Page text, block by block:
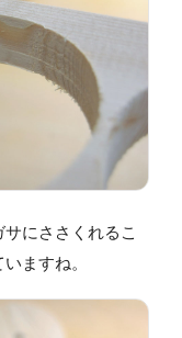
にささくれるこ
ますね。